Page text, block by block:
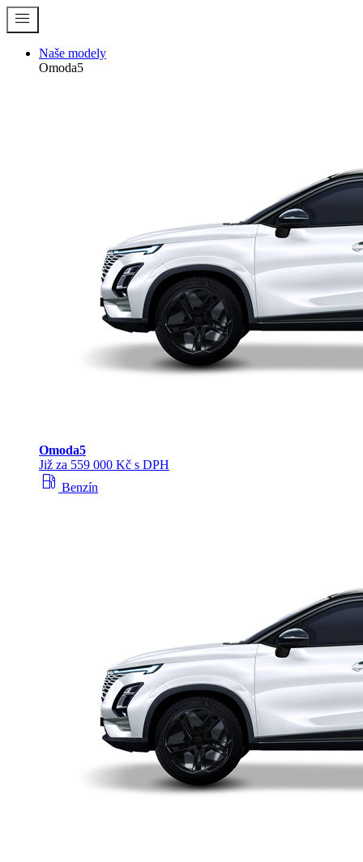
menu
Naše modely
Omoda5
Omoda5
Již za 559 000 Kč s DPH
local_gas_station Benzín